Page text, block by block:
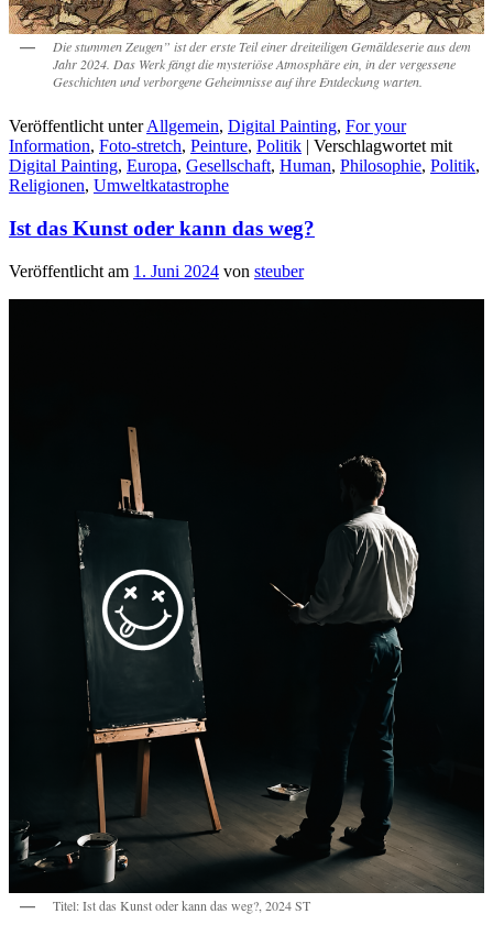
Die stummen Zeugen” ist der erste Teil einer dreiteiligen Gemäldeserie aus dem
Jahr 2024. Das Werk fängt die mysteriöse Atmosphäre ein, in der vergessene
Geschichten und verborgene Geheimnisse auf ihre Entdeckung warten.
Veröffentlicht unter Allgemein, Digital Painting, For your
Information, Foto-stretch, Peinture, Politik | Verschlagwortet mit
Digital Painting, Europa, Gesellschaft, Human, Philosophie, Politik,
Religionen, Umweltkatastrophe
Ist das Kunst oder kann das weg?
Veröffentlicht am 1. Juni 2024 von steuber
Titel: Ist das Kunst oder kann das weg?, 2024 ST